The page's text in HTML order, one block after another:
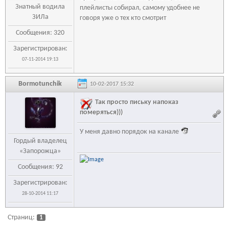
Знатный водила
ЗИЛа
Сообщения: 320
Зарегистрирован:
07-11-2014 19:13
плейлисты собирал, самому удобнее не
говоря уже о тех кто смотрит
Bormotunchik 10-02-2017 15:32
Гордый владелец
«Запорожца»
Сообщения: 92
Зарегистрирован:
28-10-2014 11:17
Так просто письку напоказ
померяться)))
У меня давно порядок на канале
Страниц: 1